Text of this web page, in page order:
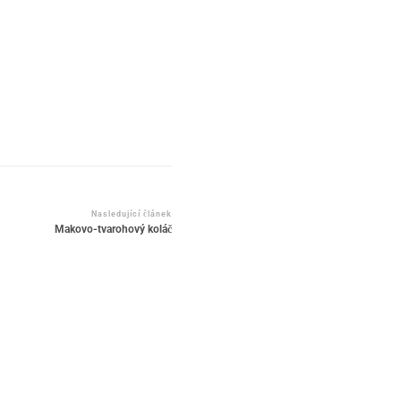
Nasledující článek
Makovo-tvarohový koláč